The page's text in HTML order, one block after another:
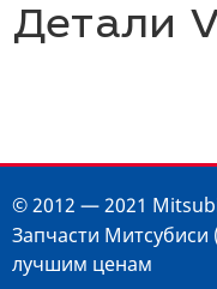
Детали
© 2012 — 2021
Запчасти
лучшим ценам